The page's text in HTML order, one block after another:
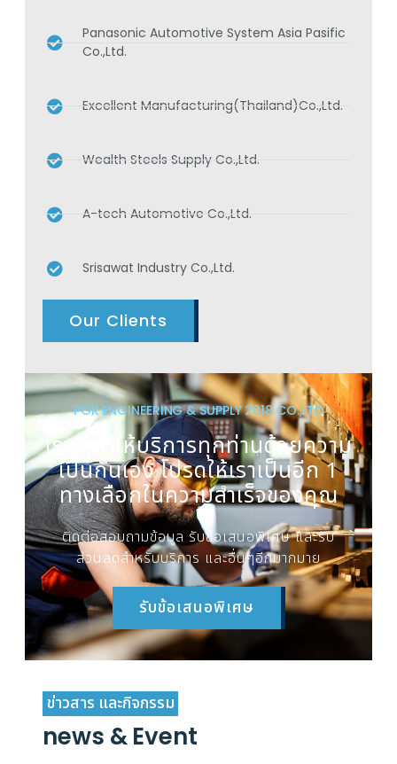
Panasonic Automotive System Asia Pasific
Co.,Ltd.
Excellent Manufacturing(Thailand)Co.,Ltd.
Wealth Steels Supply Co.,Ltd.
A-tech Automotive Co.,Ltd.
Srisawat Industry Co.,Ltd.
Our Clients
PGK ENGINEERING & SUPPLY 2018 CO.,LTD
เรายินดีให้บริการทุกท่านด้วยความ
เป็นกันเอง โปรดให้เราเป็นอีก 1
ทางเลือกในความสำเร็จของคุณ
ติดต่อสอบถามข้อมูล รับข้อเสนอพิเศษ และรับ
ส่วนลดสำหรับบริการ และอื่นๆอีกมากมาย
รับข้อเสนอพิเศษ
ข่าวสาร และกิจกรรม
news & Event